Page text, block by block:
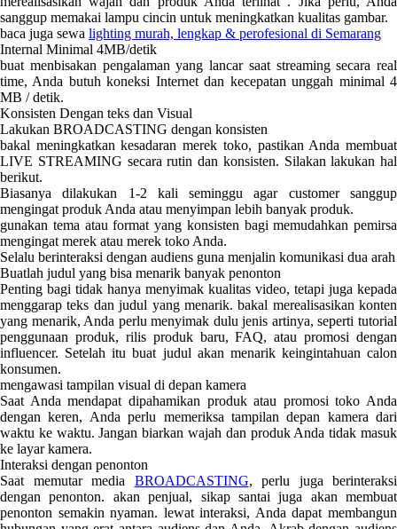
sanggup memakai lampu cincin untuk meningkatkan kualitas gambar.
baca juga sewa lighting murah, lengkap & perofesional di Semarang
Internal Minimal 4MB/detik
buat menbisakan pengalaman yang lancar saat streaming secara real
time, Anda butuh koneksi Internet dan kecepatan unggah minimal 4
MB / detik.
Konsisten Dengan teks dan Visual
Lakukan BROADCASTING dengan konsisten
bakal meningkatkan kesadaran merek toko, pastikan Anda membuat
LIVE STREAMING secara rutin dan konsisten. Silakan lakukan hal
berikut.
Biasanya dilakukan 1-2 kali seminggu agar customer sanggup
mengingat produk Anda atau menyimpan lebih banyak produk.
gunakan tema atau format yang konsisten bagi memudahkan pemirsa
mengingat merek atau merek toko Anda.
Selalu berinteraksi dengan audiens guna menjalin komunikasi dua arah
Buatlah judul yang bisa menarik banyak penonton
Penting bagi tidak hanya menyimak kualitas video, tetapi juga kepada
menggarap teks dan judul yang menarik. bakal merealisasikan konten
yang menarik, Anda perlu menyimak dulu jenis artinya, seperti tutorial
penggunaan produk, rilis produk baru, FAQ, atau promosi dengan
influencer. Setelah itu buat judul akan menarik keingintahuan calon
konsumen.
mengawasi tampilan visual di depan kamera
Saat Anda mendapat dipahamikan produk atau promosi toko Anda
dengan keren, Anda perlu memeriksa tampilan depan kamera dari
waktu ke waktu. Jangan biarkan wajah dan produk Anda tidak masuk
ke layar kamera.
Interaksi dengan penonton
Saat memutar media BROADCASTING, perlu juga berinteraksi
dengan penonton. akan penjual, sikap santai juga akan membuat
penonton semakin nyaman. lewat interaksi, Anda dapat membangun